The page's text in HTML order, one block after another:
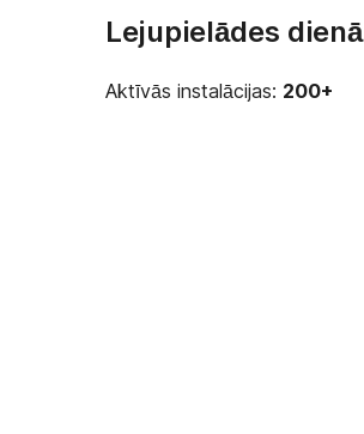
Lejupielādes dienā
Aktīvās instalācijas: 200+